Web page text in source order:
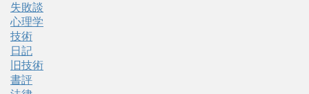
失敗談
心理学
技術
日記
旧技術
書評